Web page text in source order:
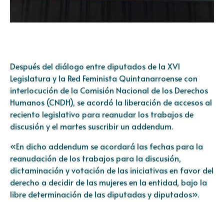
Después del diálogo entre diputados de la XVI
Legislatura y la Red Feminista Quintanarroense con
interlocución de la Comisión Nacional de los Derechos
Humanos (CNDH), se acordó la liberación de accesos al
reciento legislativo para reanudar los trabajos de
discusión y el martes suscribir un addendum.
«En dicho addendum se acordará las fechas para la
reanudación de los trabajos para la discusión,
dictaminación y votación de las iniciativas en favor del
derecho a decidir de las mujeres en la entidad, bajo la
libre determinación de las diputadas y diputados».